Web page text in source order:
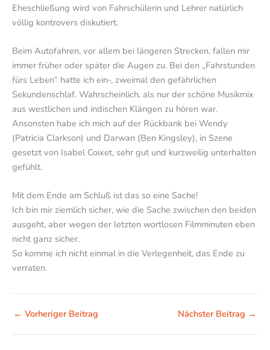
Eheschließung wird von Fahrschülerin und Lehrer natürlich
völlig kontrovers diskutiert.
Beim Autofahren, vor allem bei längeren Strecken, fallen mir
immer früher oder später die Augen zu. Bei den „Fahrstunden
fürs Leben“ hatte ich ein-, zweimal den gefährlichen
Sekundenschlaf. Wahrscheinlich, als nur der schöne Musikmix
aus westlichen und indischen Klängen zu hören war.
Ansonsten habe ich mich auf der Rückbank bei Wendy
(Patricia Clarkson) und Darwan (Ben Kingsley), in Szene
gesetzt von Isabel Coixet, sehr gut und kurzweilig unterhalten
gefühlt.
Mit dem Ende am Schluß ist das so eine Sache!
Ich bin mir ziemlich sicher, wie die Sache zwischen den beiden
ausgeht, aber wegen der letzten wortlosen Filmminuten eben
nicht ganz sicher.
So komme ich nicht einmal in die Verlegenheit, das Ende zu
verraten.
← Vorheriger Beitrag Nächster Beitrag →